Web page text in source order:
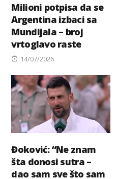
Milioni potpisa da se
Argentina izbaci sa
Mundijala – broj
vrtoglavo raste
Posted
14/07/2026
Đoković: “Ne znam
šta donosi sutra –
dao sam sve što sam